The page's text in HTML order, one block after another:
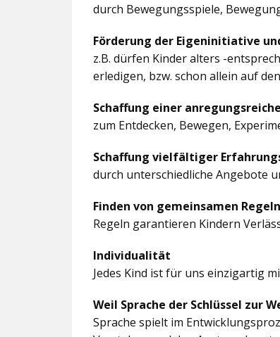
durch Bewegungsspiele,
Förderung der Eigeninitiative
z.B. dürfen Kinder alters -
erledigen, bzw. schon allein auf
Schaffung einer
zum Entdecken, Bewegen,
Schaffung vielfältiger
durch unterschiedliche Angebote
Finden von gemeinsamen
Regeln garantieren Kindern
Individualität
Jedes Kind ist für uns einzigartig
Weil Sprache der Schlüssel zur
Sprache spielt im